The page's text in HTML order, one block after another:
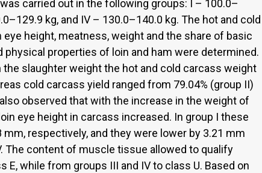
carried out in the following groups: I – 100.0–
kg, and IV – 130.0–140.0 kg. The hot and cold
height, meatness, weight and the share of basic
properties of loin and ham were determined.
slaughter weight the hot and cold carcass weight
cold carcass yield ranged from 79.04% (group II)
observed that with the increase in the weight of
eye height in carcass increased. In group I these
respectively, and they were lower by 3.21 mm
The content of muscle tissue allowed to qualify
while from groups III and IV to class U. Based on